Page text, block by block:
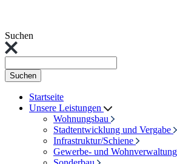
Suchen
Suchen
Startseite
Unsere Leistungen
Wohnungsbau
Stadtentwicklung und Vergabe
Infrastruktur/Schiene
Gewerbe- und Wohnverwaltung